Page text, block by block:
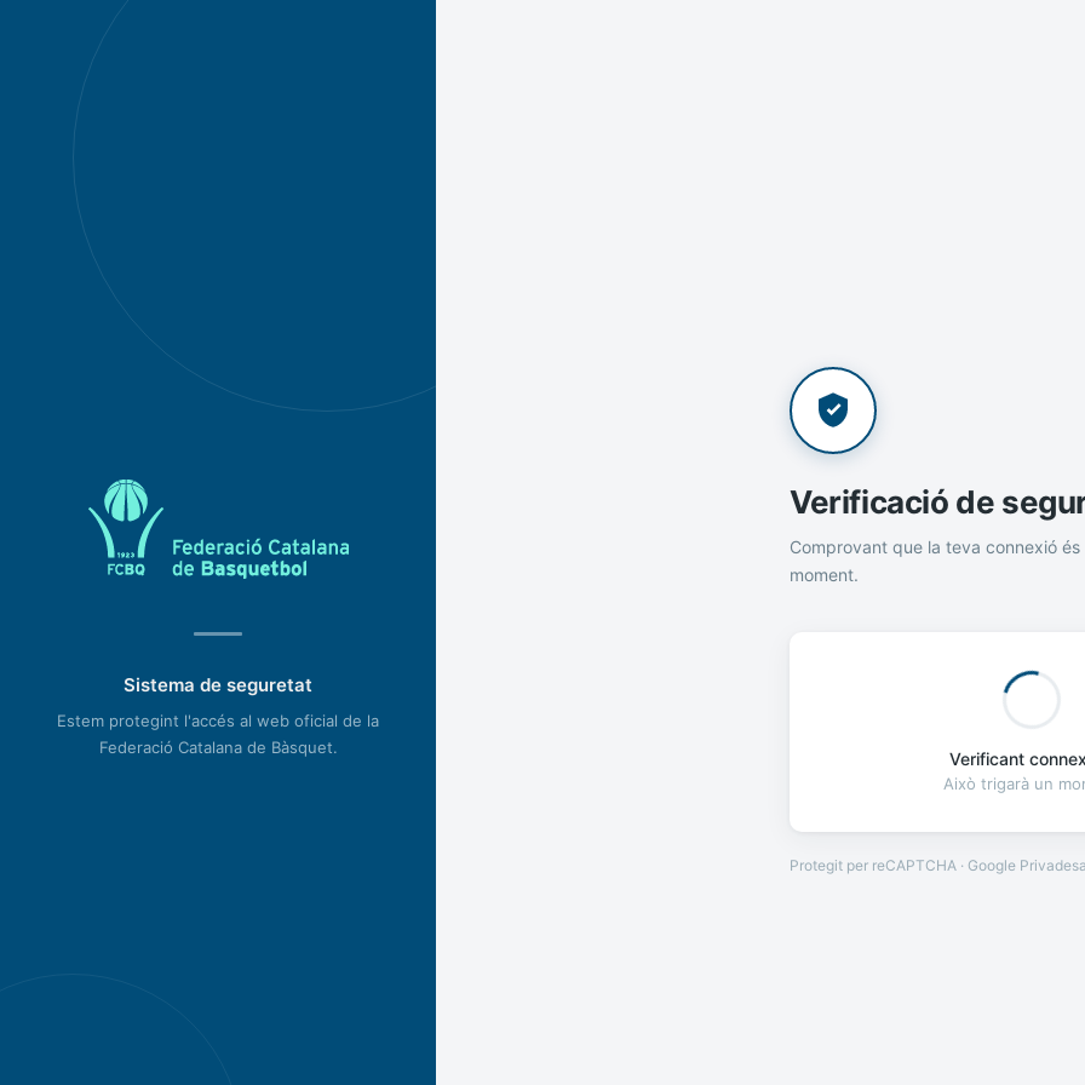
Sistema de seguretat
Estem protegint l'accés al web oficial de la
Federació Catalana de Bàsquet.
Verificació de
Comprovant que la teva connexió és
moment.
Verificant
Això trigarà un
Protegit per reCAPTCHA · Google Privadesa